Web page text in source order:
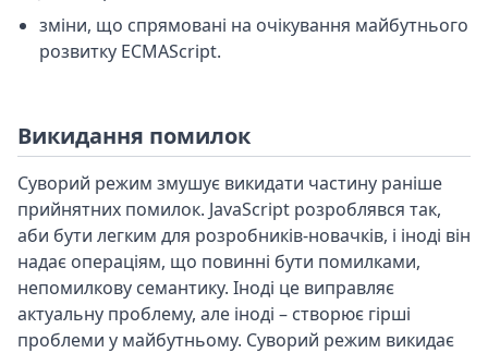
зміни, що спрямовані на очікування майбутнього
розвитку ECMAScript.
Викидання помилок
Суворий режим змушує викидати частину раніше
прийнятних помилок. JavaScript розроблявся так,
аби бути легким для розробників-новачків, і іноді він
надає операціям, що повинні бути помилками,
непомилкову семантику. Іноді це виправляє
актуальну проблему, але іноді – створює гірші
проблеми у майбутньому. Суворий режим викидає